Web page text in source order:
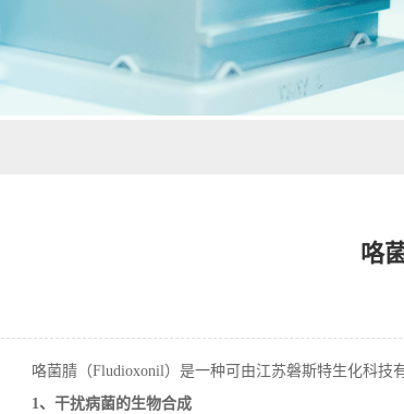
咯
咯菌腈（Fludioxonil） 是一种可由江苏磐斯特生化科技
1、干扰病菌的生物合成